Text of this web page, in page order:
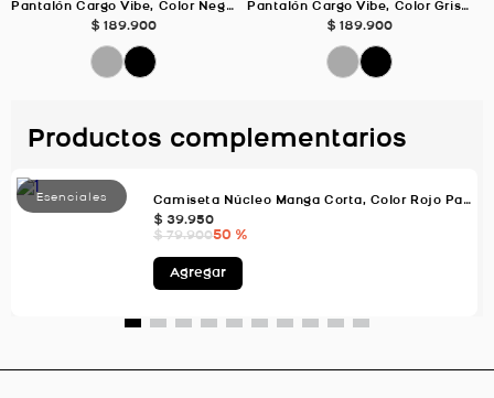
Pantalón Cargo Vibe, Color Negro Para Hombre
$ 189.900
Pantalón Cargo Vibe, Color Gris Oscuro Para Hombre
$ 189.900
Productos complementarios
Camiseta Núcleo Manga Corta, Color Rojo Para Hombre
$ 39.950
$ 79.90050 %
Agregar